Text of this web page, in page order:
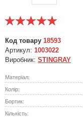
Код товару 18593
Артикул: 1003022
Виробник: STINGRAY
Матеріал:
Колір:
Бортик:
Кількість: